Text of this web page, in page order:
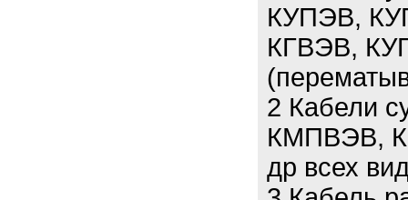
КУПЭВ,
КГВЭВ,
2 Кабели
КМПВЭВ,
др всех